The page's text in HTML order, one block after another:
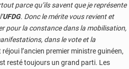
parce qu’ils savent que je représente
UFDG. Donc le mérite vous revient et
pour la constance dans la mobilisation,
dans le vote et la
réjoui l’ancien premier ministre guinéen,
est resté toujours un grand parti. Les